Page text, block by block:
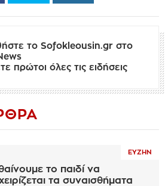
το Sofokleousin.gr στο
πρώτοι όλες τις ειδήσεις
ΕΥΖΗΝ
το παιδί να
τα συναισθήματα